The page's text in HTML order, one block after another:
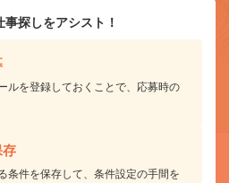
探しをアシスト！
ルを登録しておくことで、応募時の
存
条件を保存して、条件設定の手間を